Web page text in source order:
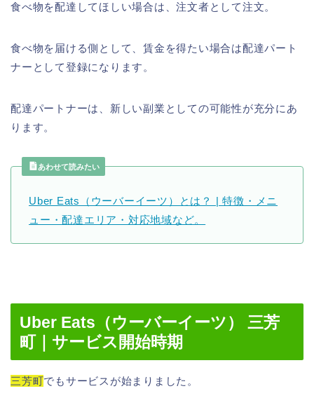
食べ物を配達してほしい場合は、注文者として注文。
食べ物を届ける側として、賃金を得たい場合は配達パート
ナーとして登録になります。
配達パートナーは、新しい副業としての可能性が充分にあ
ります。
あわせて読みたい
Uber Eats（ウーバーイーツ）とは？ | 特徴・メニ
ュー・配達エリア・対応地域など。
Uber Eats（ウーバーイーツ） 三芳
町｜サービス開始時期
三芳町でもサービスが始まりました。